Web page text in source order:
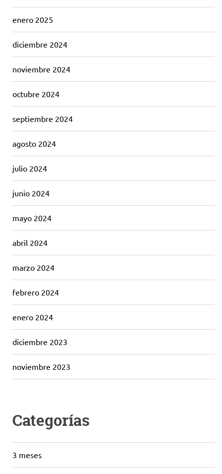
enero 2025
diciembre 2024
noviembre 2024
octubre 2024
septiembre 2024
agosto 2024
julio 2024
junio 2024
mayo 2024
abril 2024
marzo 2024
febrero 2024
enero 2024
diciembre 2023
noviembre 2023
Categorías
3 meses